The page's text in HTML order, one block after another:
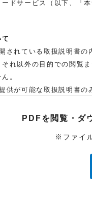
ドサービス（以下、「
されている取扱説明書
れ以外の目的での閲覧
。
供が可能な取扱説明書
り、当該製品の取扱説明
ービスでご使用されて
」に直接お問い合わせ
PDFを閲覧・ダ
※ファイ